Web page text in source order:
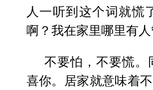
人一听到这个词就慌
啊？我在家里哪里有
不要怕，不要慌。
喜你。居家就意味着